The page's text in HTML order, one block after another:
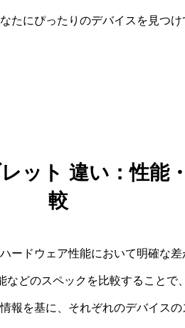
たにぴったりのデバイスを見つけ
ット 違い：性能
較
ードウェア性能において明確な差
どのスペックを比較することで
報を基に、それぞれのデバイス